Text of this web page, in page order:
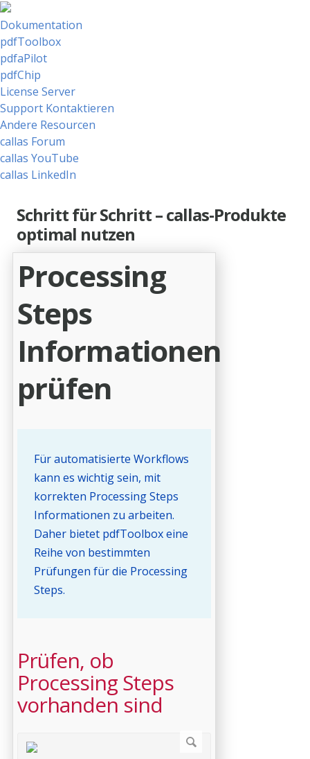
Dokumentation
pdfToolbox
pdfaPilot
pdfChip
License Server
Support Kontaktieren
Andere Resourcen
callas Forum
callas YouTube
callas LinkedIn
Schritt für Schritt – callas-Produkte
optimal nutzen
Processing
Steps
Informationen
prüfen
Für automatisierte Workflows
kann es wichtig sein, mit
korrekten Processing Steps
Informationen zu arbeiten.
Daher bietet pdfToolbox eine
Reihe von bestimmten
Prüfungen für die Processing
Steps.
Prüfen, ob
Processing Steps
vorhanden sind